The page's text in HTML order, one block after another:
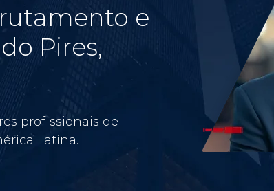
e
Pires,
profissionais de
Latina.